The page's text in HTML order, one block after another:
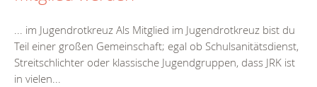
... im Jugendrotkreuz Als Mitglied im Jugendrotkreuz bist du
Teil einer großen Gemeinschaft; egal ob Schulsanitätsdienst,
Streitschlichter oder klassische Jugendgruppen, dass JRK ist
in vielen...